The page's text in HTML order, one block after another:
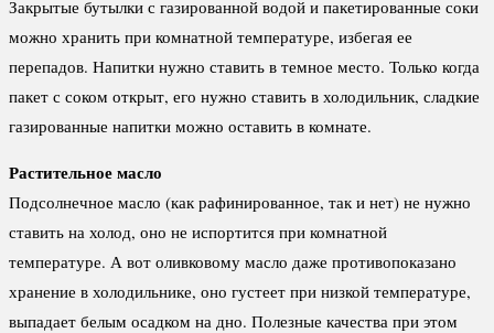
Закрытые бутылки с газированной водой и пакетированные соки
можно хранить при комнатной температуре, избегая ее
перепадов. Напитки нужно ставить в темное место. Только когда
пакет с соком открыт, его нужно ставить в холодильник, сладкие
газированные напитки можно оставить в комнате.
Растительное масло
Подсолнечное масло (как рафинированное, так и нет) не нужно
ставить на холод, оно не испортится при комнатной
температуре. А вот оливковому масло даже противопоказано
хранение в холодильнике, оно густеет при низкой температуре,
выпадает белым осадком на дно. Полезные качества при этом